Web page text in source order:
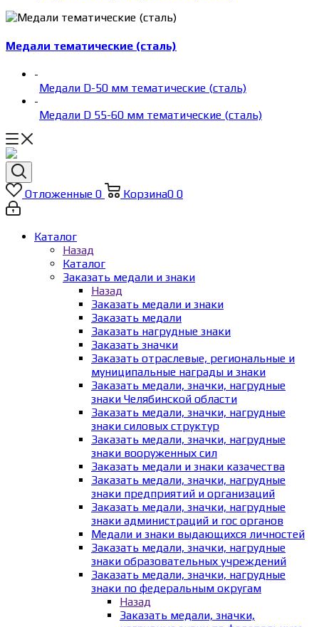
Медали тематические (сталь)
-
Медали D-50 мм тематические (сталь)
-
Медали D 55-60 мм тематические (сталь)
Отложенные 0 Корзина0 0
Каталог
Назад
Каталог
Заказать медали и знаки
Назад
Заказать медали и знаки
Заказать медали
Заказать нагрудные знаки
Заказать значки
Заказать отраслевые, региональные и
муниципальные награды и знаки
Заказать медали, значки, нагрудные
знаки Челябинской области
Заказать медали, значки, нагрудные
знаки силовых структур
Заказать медали, значки, нагрудные
знаки вооруженных сил
Заказать медали и знаки казачества
Заказать медали, значки, нагрудные
знаки предприятий и организаций
Заказать медали, значки, нагрудные
знаки администраций и гос органов
Медали и знаки выдающихся личностей
Заказать медали, значки, нагрудные
знаки образовательных учреждений
Заказать медали, значки, нагрудные
знаки по федеральным округам
Назад
Заказать медали, значки,